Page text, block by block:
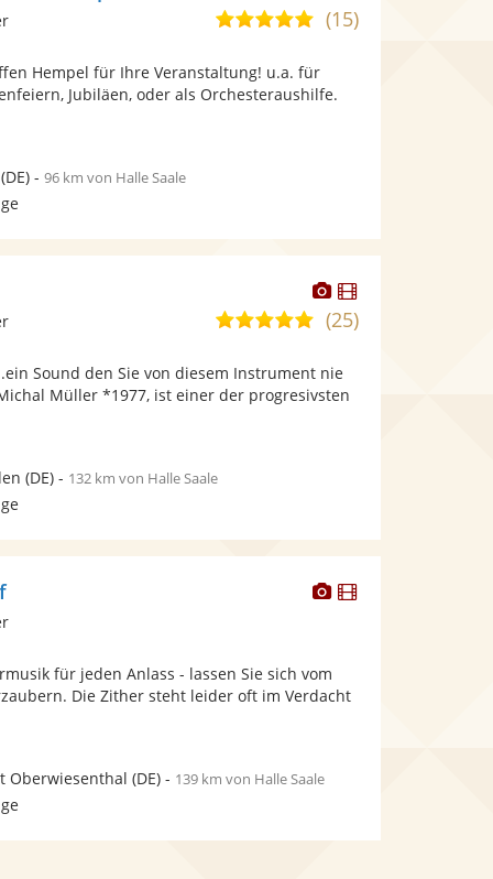
Künstler
stellt
Künstler
5,0
5
Sternen
(15)
Hempel für Ihre Veranstaltung! u.a. für
Jubiläen, oder als Orchesteraushilfe.
- 96 km von Halle Saale
Dieser
Künstler
stellt
Fotos
bereit.
Dieser
Künstler
4,9
5
Sternen
(25)
Sound den Sie von diesem Instrument nie
Müller *1977, ist einer der progresivsten
(DE)- 132 km von Halle Saale
Dieser
bereit.
Dieser
für jeden Anlass - lassen Sie sich vom
Die Zither steht leider oft im Verdacht
Oberwiesenthal (DE)- 139 km von Halle Saale